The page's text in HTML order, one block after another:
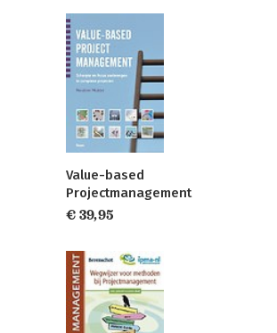
Value-based
Projectmanagement
€ 39,95